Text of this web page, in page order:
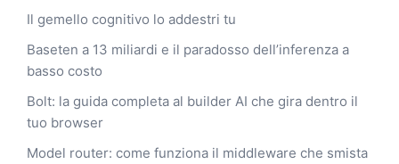
Il gemello cognitivo lo addestri tu
Baseten a 13 miliardi e il paradosso dell’inferenza a
basso costo
Bolt: la guida completa al builder AI che gira dentro il
tuo browser
Model router: come funziona il middleware che smista